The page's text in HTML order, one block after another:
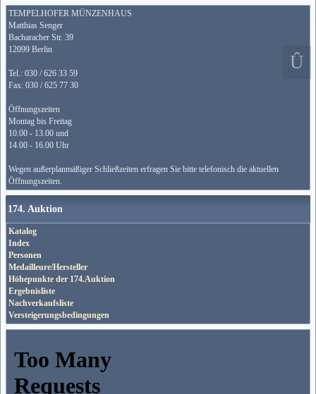
TEMPELHOFER MÜNZENHAUS
Matthias Senger
Bacharacher Str. 39
12099 Berlin
Tel.: 030 / 626 33 59
Fax: 030 / 625 77 30
Öffnungszeiten
Montag bis Freitag
10.00 - 13.00 und
14.00 - 16.00 Uhr
Wegen außerplanmäßiger Schließzeiten erfragen Sie bitte telefonisch die aktuellen
Öffnungszeiten.
174. Auktion
Katalog
Index
Personen
Medailleure/Hersteller
Höhepunkte der 174.Auktion
Ergebnisliste
Nachverkaufsliste
Versteigerungsbedingungen